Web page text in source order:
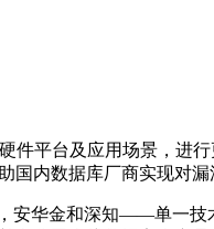
件平台及应用场景，
内数据库厂商实现对漏
安华金和深知——单一技